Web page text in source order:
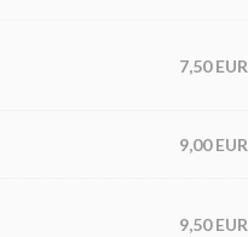
7,50 EUR
9,00 EUR
9,50 EUR